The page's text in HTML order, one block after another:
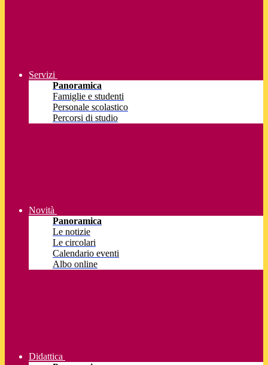
Servizi
Panoramica
Famiglie e studenti
Personale scolastico
Percorsi di studio
Novità
Panoramica
Le notizie
Le circolari
Calendario eventi
Albo online
Didattica